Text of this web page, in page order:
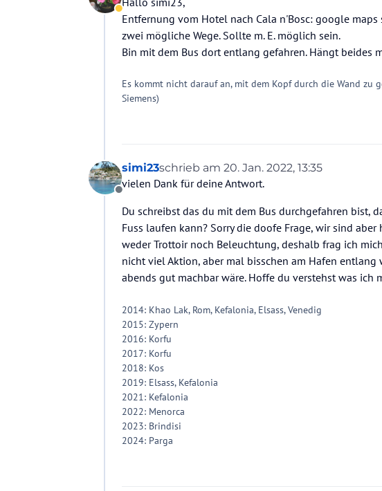
Abwesend
Entfernung vom Hotel nach Cala n'Bosc: google
zwei mögliche Wege. Sollte m. E. möglich sein.
Bin mit dem Bus dort entlang gefahren. Hängt beides
Es kommt nicht darauf an, mit dem Kopf durch die Wand zu
Siemens)
Offline
simi23schrieb am 20. Jan. 2022, 13:35
zuletzt editiert von
vielen Dank für deine Antwort.
Du schreibst das du mit dem Bus durchgefahren bist,
Fuss laufen kann? Sorry die doofe Frage, wir sind
weder Trottoir noch Beleuchtung, deshalb frag ich
nicht viel Aktion, aber mal bisschen am Hafen
abends gut machbar wäre. Hoffe du verstehst was ich
2014: Khao Lak, Rom, Kefalonia, Elsass, Venedig
2015: Zypern
2016: Korfu
2017: Korfu
2018: Kos
2019: Elsass, Kefalonia
2021: Kefalonia
2022: Menorca
2023: Brindisi
2024: Parga